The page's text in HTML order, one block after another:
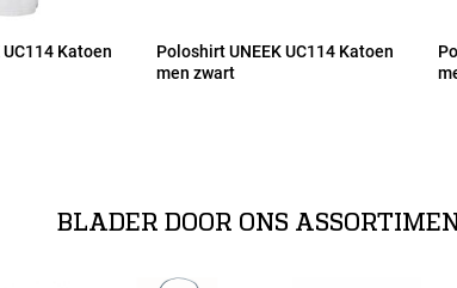
Katoen
Poloshirt UNEEK UC114 Katoen
men zwart
BLADER DOOR ONS